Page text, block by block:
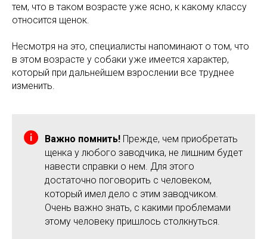
тем, что в таком возрасте уже ясно, к какому классу
относится щенок.
Несмотря на это, специалисты напоминают о том, что
в этом возрасте у собаки уже имеется характер,
который при дальнейшем взрослении все труднее
изменить.
Важно помнить! Прежде, чем приобретать
щенка у любого заводчика, не лишним будет
навести справки о нем. Для этого
достаточно поговорить с человеком,
который имел дело с этим заводчиком.
Очень важно знать, с какими проблемами
этому человеку пришлось столкнуться.